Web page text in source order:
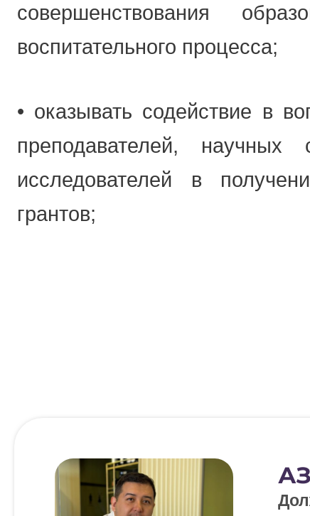
совершенствования
воспитательного процесса;
• оказывать содействие в
преподавателей, научных
исследователей в
грантов;